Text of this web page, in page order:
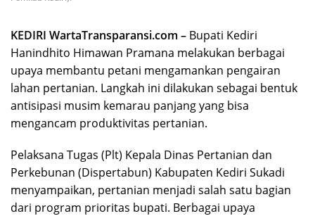
KEDIRI WartaTransparansi.com – Bupati Kediri
Hanindhito Himawan Pramana melakukan berbagai
upaya membantu petani mengamankan pengairan
lahan pertanian. Langkah ini dilakukan sebagai bentuk
antisipasi musim kemarau panjang yang bisa
mengancam produktivitas pertanian.
Pelaksana Tugas (Plt) Kepala Dinas Pertanian dan
Perkebunan (Dispertabun) Kabupaten Kediri Sukadi
menyampaikan, pertanian menjadi salah satu bagian
dari program prioritas bupati. Berbagai upaya